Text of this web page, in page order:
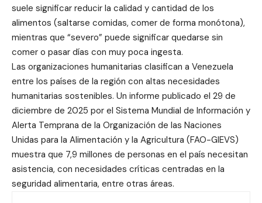
suele significar reducir la calidad y cantidad de los
alimentos (saltarse comidas, comer de forma monótona),
mientras que “severo” puede significar quedarse sin
comer o pasar días con muy poca ingesta.
Las organizaciones humanitarias clasifican a Venezuela
entre los países de la región con altas necesidades
humanitarias sostenibles. Un informe publicado el 29 de
diciembre de 2025 por el Sistema Mundial de Información y
Alerta Temprana de la Organización de las Naciones
Unidas para la Alimentación y la Agricultura (FAO-GIEVS)
muestra que 7,9 millones de personas en el país necesitan
asistencia, con necesidades críticas centradas en la
seguridad alimentaria, entre otras áreas.